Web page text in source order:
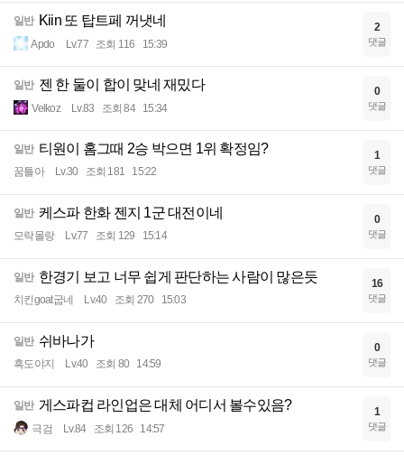
일반 Kiin 또 탑트페 꺼냇네
Apdo Lv.77 조회 116 15:39
2
댓글
일반 젠 한 둘이 합이 맞네 재밌다
Velkoz Lv.83 조회 84 15:34
0
댓글
일반 티원이 홈그때 2승 박으면 1위 확정임?
꿈틀아 Lv.30 조회 181 15:22
1
댓글
일반 케스파 한화 젠지 1군 대전이네
모락몰랑 Lv.77 조회 129 15:14
0
댓글
일반 한경기 보고 너무 쉽게 판단하는 사람이 많은듯
치킨goat굽네 Lv.40 조회 270 15:03
16
댓글
일반 쉬바나가
흑도야지 Lv.40 조회 80 14:59
0
댓글
일반 게스파컵 라인업은 대체 어디서 볼수있음?
극검 Lv.84 조회 126 14:57
1
댓글